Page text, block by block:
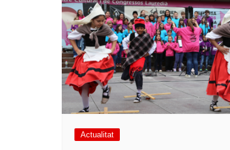
Estudis
Tecnologia
Amor
Moda i tendències
Actualitat